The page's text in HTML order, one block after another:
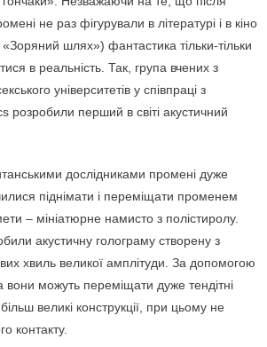
не раз фігурували в літературі і в кіно
шлях») фантастика тільки-тільки
в реальність. Так, група вчених з
університетів у співпраці з
розробили перший в світі акустичний
дослідниками промені дуже
піднімати і переміщати променем
– мініатюрне намисто з полістиролу.
акустичну голограму створену з
хвиль великої амплітуди. За допомогою
вони можуть переміщати дуже тендітні
більш великі конструкції, при цьому не
контакту.